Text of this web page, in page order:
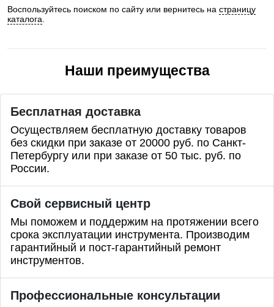
Воспользуйтесь поиском по сайту или вернитесь на страницу
каталога.
Наши преимущества
Бесплатная доставка
Осуществляем бесплатную доставку товаров
без скидки при заказе от 20000 руб. по Санкт-
Петербургу или при заказе от 50 тыс. руб. по
России.
Свой сервисный центр
Мы поможем и поддержим на протяжении всего
срока эксплуатации инструмента. Производим
гарантийный и пост-гарантийный ремонт
инструментов.
Профессиональные консультации